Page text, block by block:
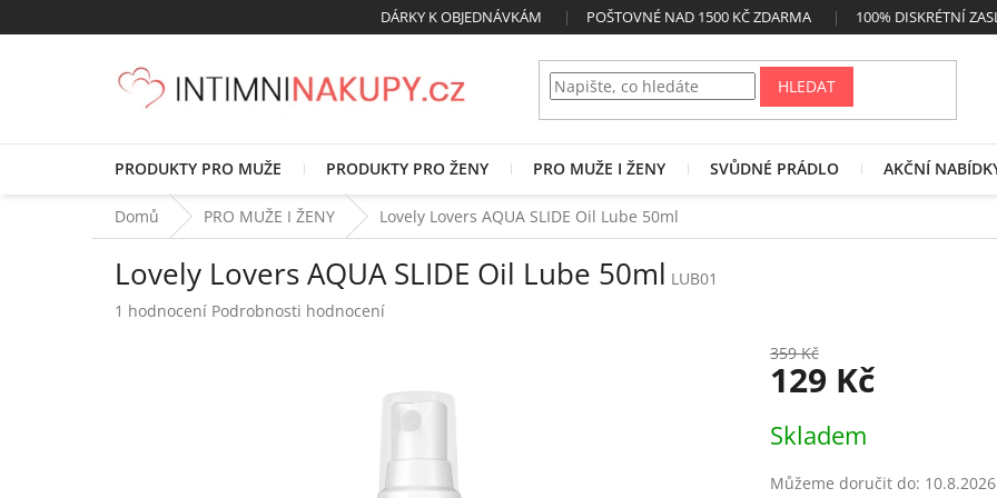
na
DÁRKY K OBJEDNÁVKÁM POŠTOVNÉ NAD 1500 KČ ZDARMA 100% DISKRÉTNÍ
HLEDAT
PRODUKTY PRO MUŽE PRODUKTY PRO ŽENY PRO MUŽE I ŽENY SVŮDNÉ PRÁDLO AKČNÍ
Domů PRO MUŽE I ŽENY Lovely Lovers AQUA SLIDE Oil Lube 50ml
Lovely Lovers AQUA SLIDE Oil Lube 50ml LUB01
Průměrné
1 hodnocení Podrobnosti hodnocení
359 Kč
129 Kč
cena:
Skladem
Můžeme doručit do: 10.8.2026